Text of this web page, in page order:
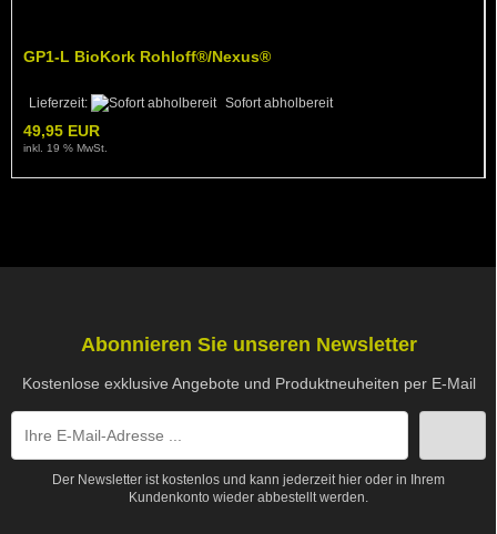
GP1-L BioKork Rohloff®/Nexus®
Lieferzeit: Sofort abholbereit
49,95 EUR
inkl. 19 % MwSt.
Abonnieren Sie unseren Newsletter
Kostenlose exklusive Angebote und Produktneuheiten per E-Mail
Der Newsletter ist kostenlos und kann jederzeit hier oder in Ihrem
Kundenkonto wieder abbestellt werden.